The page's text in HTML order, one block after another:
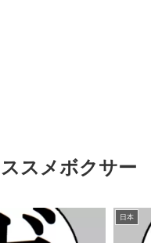
スメボクサー
日本